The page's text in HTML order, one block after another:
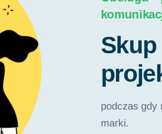
Skup
podczas gdy
marki.